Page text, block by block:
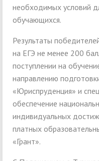
необходимых условий
обучающихся.
Результаты
на ЕГЭ не менее 200
поступлении на
направлению
«Юриспруденция» и
обеспечение
индивидуальных
платных
«Грант».